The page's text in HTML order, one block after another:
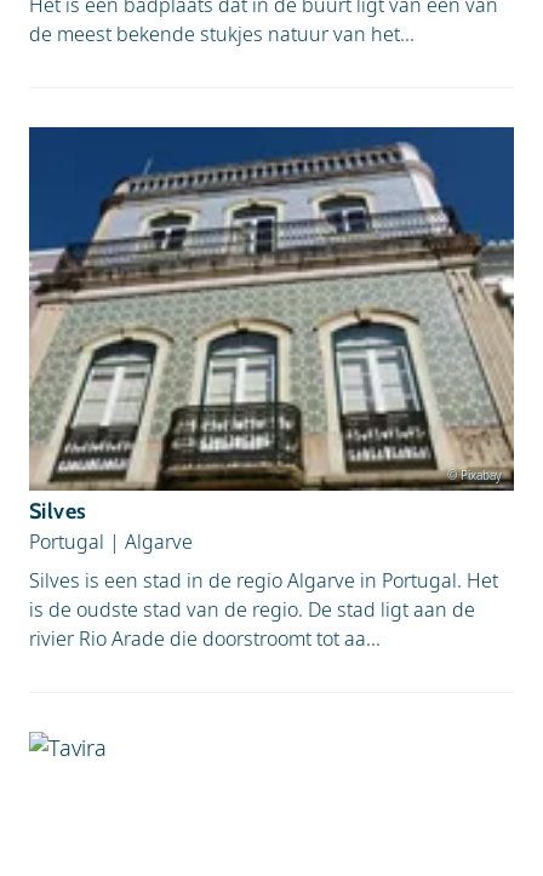
de meest bekende stukjes natuur van het...
© Pixabay
Silves
Portugal | Algarve
Silves is een stad in de regio Algarve in Portugal. Het
is de oudste stad van de regio. De stad ligt aan de
rivier Rio Arade die doorstroomt tot aa...